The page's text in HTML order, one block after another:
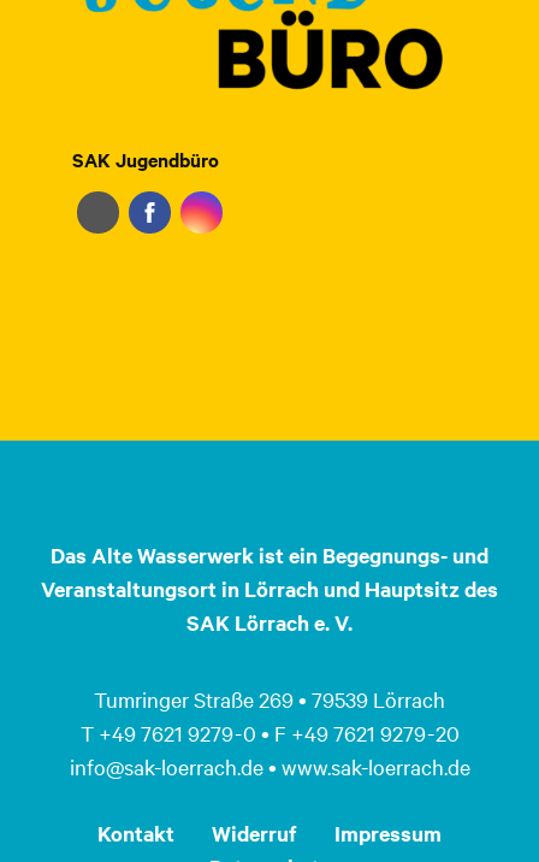
SAK Jugendbüro
Das Alte Wasserwerk ist ein Begegnungs- und
Veranstaltungsort in Lörrach und Hauptsitz des
SAK Lörrach e. V.
Tumringer Straße 269 • 79539 Lörrach
T +49 7621 9279 - 0 • F +49 7621 9279 - 20
info@sak-loerrach.de • www.sak-loerrach.de
Kontakt Widerruf
Impressum